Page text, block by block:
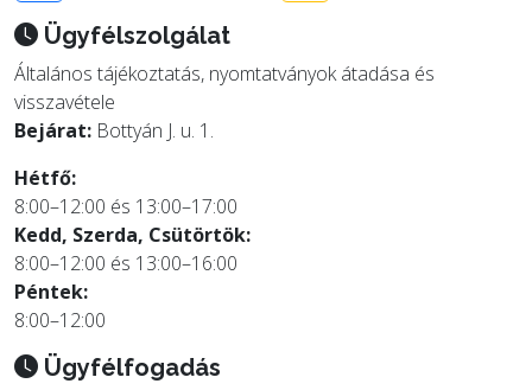
Ügyfélszolgálat
Általános tájékoztatás, nyomtatványok átadása és
visszavétele
Bejárat: Bottyán J. u. 1.
Hétfő:
8:00–12:00 és 13:00–17:00
Kedd, Szerda, Csütörtök:
8:00–12:00 és 13:00–16:00
Péntek:
8:00–12:00
Ügyfélfogadás